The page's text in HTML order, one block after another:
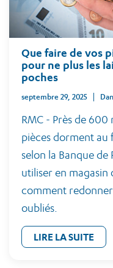
Que faire de vos
pour ne plus les
poches
septembre 29, 2025
RMC - Près de 600
pièces dorment au
selon la Banque
utiliser en
comment
oubliés.
LIRE LA SUITE